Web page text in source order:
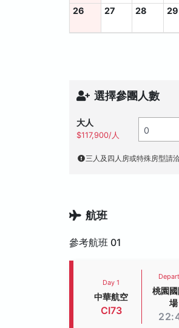
26 27 28 29
選擇參團人數
大人
$117,900/人
三人及四人房或特殊房型請
航班
參考航班 01
Day 1
中華航空
CI73
桃園
場